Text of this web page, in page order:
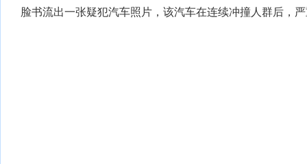
脸书流出一张疑犯汽车照片，该汽车在连续冲撞人群后，